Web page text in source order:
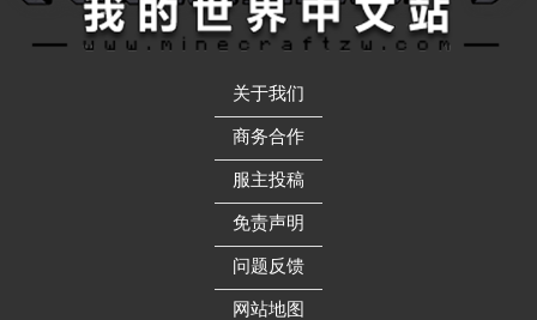
关于我们
——————
商务合作
——————
服主投稿
——————
免责声明
——————
问题反馈
——————
网站地图